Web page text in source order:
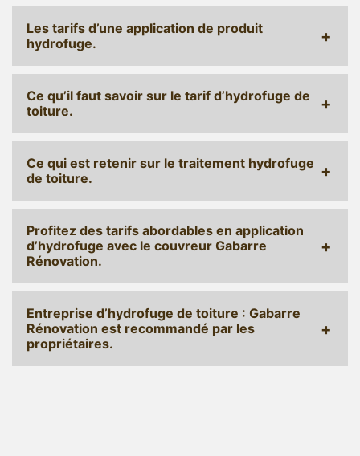
Les tarifs d’une application de produit
hydrofuge.
Ce qu’il faut savoir sur le tarif d’hydrofuge de
toiture.
Ce qui est retenir sur le traitement hydrofuge
de toiture.
Profitez des tarifs abordables en application
d’hydrofuge avec le couvreur Gabarre
Rénovation.
Entreprise d’hydrofuge de toiture : Gabarre
Rénovation est recommandé par les
propriétaires.